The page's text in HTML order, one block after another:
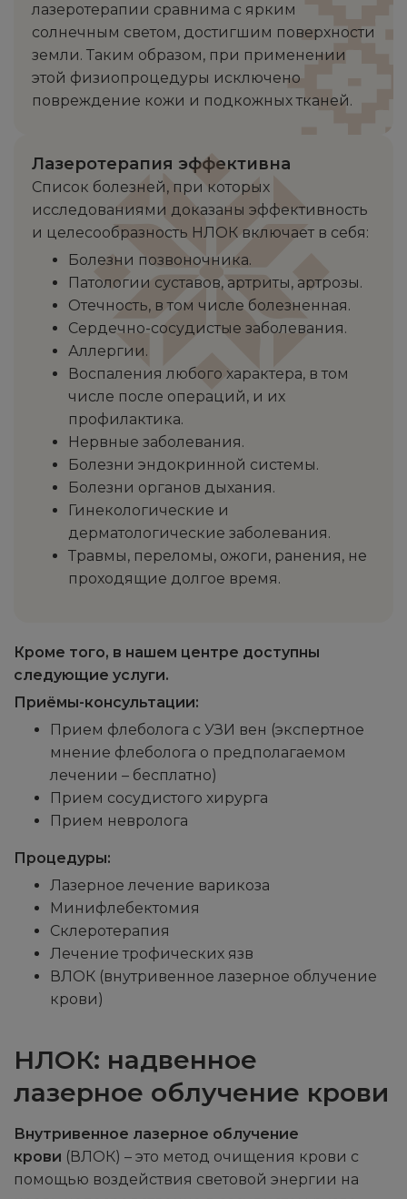
лазеротерапии сравнима с ярким
солнечным светом, достигшим поверхности
земли. Таким образом, при применении
этой физиопроцедуры исключено
повреждение кожи и подкожных тканей.
Лазеротерапия эффективна
Список болезней, при которых
исследованиями доказаны эффективность
и целесообразность НЛОК включает в себя:
Болезни позвоночника.
Патологии суставов, артриты, артрозы.
Отечность, в том числе болезненная.
Сердечно-сосудистые заболевания.
Аллергии.
Воспаления любого характера, в том
числе после операций, и их
профилактика.
Нервные заболевания.
Болезни эндокринной системы.
Болезни органов дыхания.
Гинекологические и
дерматологические заболевания.
Травмы, переломы, ожоги, ранения, не
проходящие долгое время.
Кроме того, в нашем центре доступны
следующие услуги.
Приёмы-консультации:
Прием флеболога с УЗИ вен (экспертное
мнение флеболога о предполагаемом
лечении – бесплатно)
Прием сосудистого хирурга
Прием невролога
Процедуры:
Лазерное лечение варикоза
Минифлебектомия
Склеротерапия
Лечение трофических язв
ВЛОК (внутривенное лазерное облучение
крови)
НЛОК: надвенное
лазерное облучение крови
Внутривенное лазерное облучение
крови (ВЛОК) – это метод очищения крови с
помощью воздействия световой энергии на